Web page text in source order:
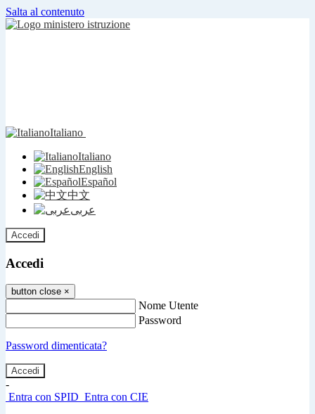
Salta al contenuto
Italiano
Italiano
English
Español
中文
عربى
Accedi
Accedi
button close ×
Nome Utente
Password
Password dimenticata?
-
Entra con SPID Entra con CIE